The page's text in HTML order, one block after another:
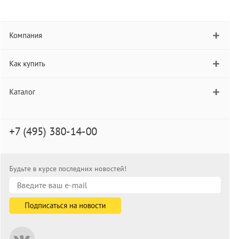
Компания
Как купить
Каталог
+7 (495) 380-14-00
Будьте в курсе последних новостей!